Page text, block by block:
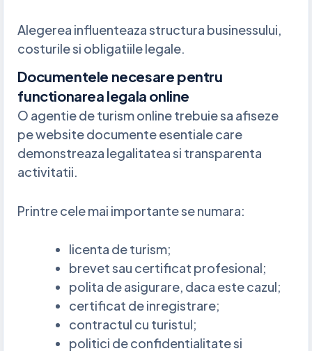
Alegerea influenteaza structura businessului,
costurile si obligatiile legale.
Documentele necesare pentru
functionarea legala online
O agentie de turism online trebuie sa afiseze
pe website documente esentiale care
demonstreaza legalitatea si transparenta
activitatii.
Printre cele mai importante se numara:
licenta de turism;
brevet sau certificat profesional;
polita de asigurare, daca este cazul;
certificat de inregistrare;
contractul cu turistul;
politici de confidentialitate si